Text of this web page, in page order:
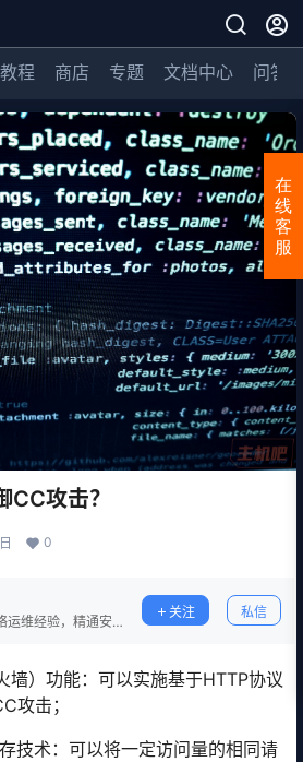
程 商店 专题 文档中心 问答
CC攻击？
0
关注 私信
墙）功能：可以实施基于HTTP协议
攻击；
技术：可以将一定访问量的相同请
在
线
客
服